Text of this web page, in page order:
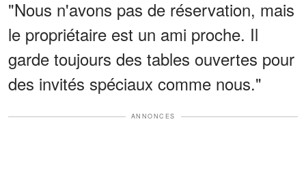
"Nous n'avons pas de réservation, mais
le propriétaire est un ami proche. Il
garde toujours des tables ouvertes pour
des invités spéciaux comme nous."
ANNONCES